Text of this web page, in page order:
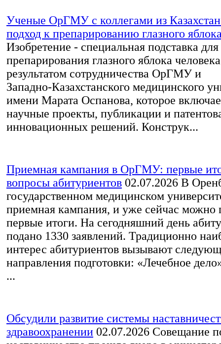
Ученые ОрГМУ с коллегами из
подход к препарированию глазного
Изобретение - специальная подставка для
препарирования глазного яблока
результатом сотрудничества ОрГМУ и
Западно‑Казахстанского медицинского
имени Марата Оспанова, которое
научные проекты, публикации и
инновационных решений. Конструк...
Приемная кампания в ОрГМУ: первые
вопросы абитуриентов 02.07.2026 В
государственном медицинском
приемная кампания, и уже сейчас можно
первые итоги. На сегодняшний день
подано 1330 заявлений. Традиционно
интерес абитуриентов вызывают
направления подготовки: «Лечебное
...
Обсудили развитие системы
здравоохранении 02.07.2026 Совещание